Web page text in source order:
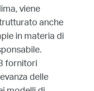
viene
anche
in materia di
fornitori
delle